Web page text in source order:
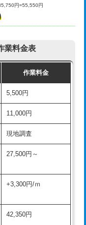
44,000円
11,000円~
55,000円
+11,000円
66,000円
22,000円+材料費
16,500円
円=55,550円
業料金表
作業料金
5,500円
11,000円
現地調査
27,500円～
+3,300円/ｍ
42,350円